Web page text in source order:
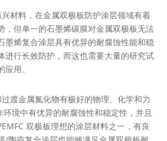
兴材料，在金属双极板防护涂层领域有着
，但单一的石墨烯碳膜对金属双极板无法
墨烯复合涂层具有优异的耐腐蚀性能和稳
进行长效防护，而这也需要大量的研究试
用。
过渡金属氮化物有极好的物理、化学和力
环境中有优异的耐腐蚀性和稳定性，并且
双极板理想的涂层材料之一，有良